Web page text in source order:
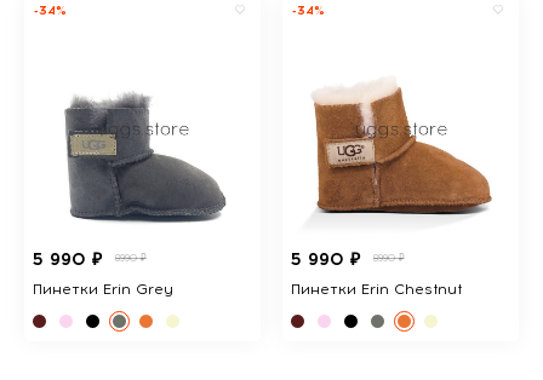
-34%
5 990 ₽ 8990 ₽
Пинетки Erin Grey
-34%
5 990 ₽ 8990 ₽
Пинетки Erin Chestnut